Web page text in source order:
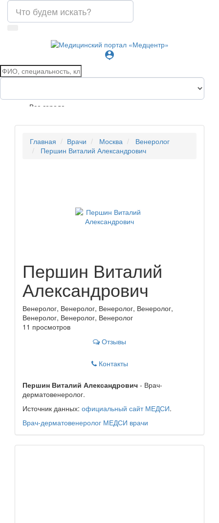
person_pin
Все города
Главная Врачи Москва
Венеролог
Першин Виталий Александрович
Першин Виталий
Александрович
Венеролог, Венеролог, Венеролог, Венеролог,
Венеролог, Венеролог, Венеролог
11 просмотров
Отзывы
Контакты
Першин Виталий Александрович - Врач-
дерматовенеролог.
Источник данных: официальный сайт МЕДСИ.
Врач-дерматовенеролог МЕДСИ врачи